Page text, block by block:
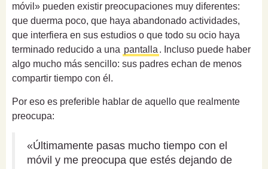
móvil» pueden existir preocupaciones muy diferentes:
que duerma poco, que haya abandonado actividades,
que interfiera en sus estudios o que todo su ocio haya
terminado reducido a una pantalla . Incluso puede haber
algo mucho más sencillo: sus padres echan de menos
compartir tiempo con él.
Por eso es preferible hablar de aquello que realmente
preocupa:
«Últimamente pasas mucho tiempo con el
móvil y me preocupa que estés dejando de